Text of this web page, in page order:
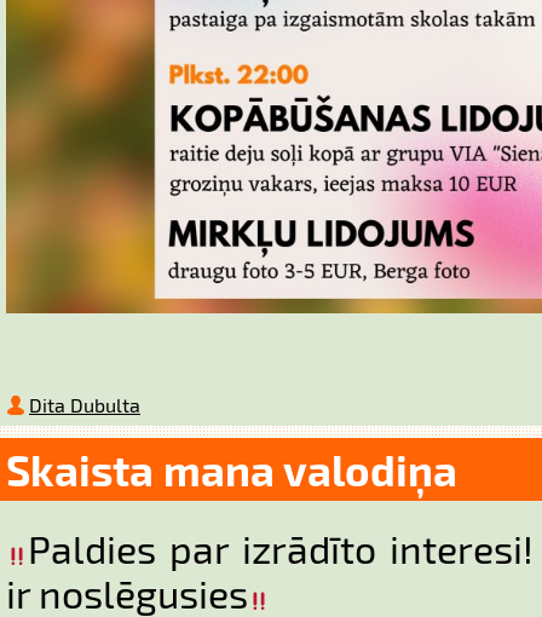
Dita Dubulta
Skaista mana valodiņa
Paldies par izrādīto
ir noslēgusies